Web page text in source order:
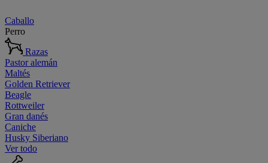
Caballo
Perro
Razas
Pastor alemán
Maltés
Golden Retriever
Beagle
Rottweiler
Gran danés
Caniche
Husky Siberiano
Ver todo